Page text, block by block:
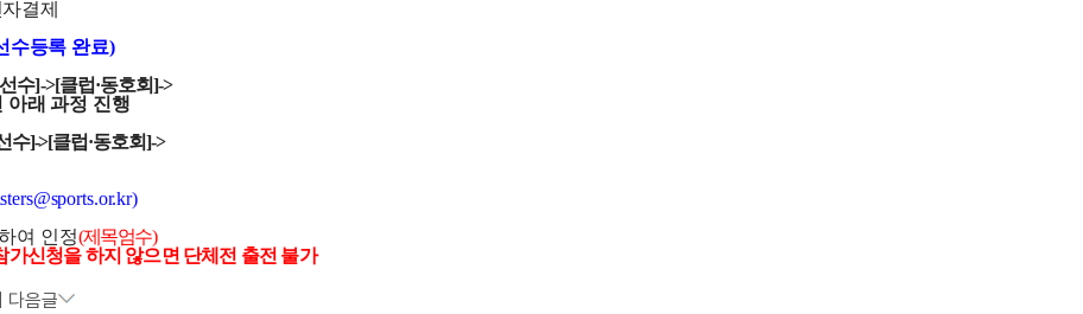
결제
수등록 완료)
선수]->[클럽·동호회]->
아래 과정 진행
수]->[클럽·동호회]->
)
여 인정(제목엄수)
신청을 하지 않으면 단체전 출전 불가
다음글